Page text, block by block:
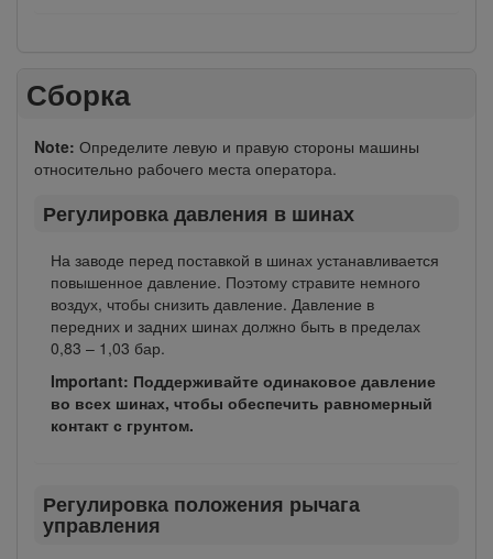
Сборка
Note: Определите левую и правую стороны машины
относительно рабочего места оператора.
Регулировка давления в шинах
На заводе перед поставкой в шинах устанавливается
повышенное давление. Поэтому стравите немного
воздух, чтобы снизить давление. Давление в
передних и задних шинах должно быть в пределах
0,83 – 1,03 бар.
Important: Поддерживайте одинаковое давление
во всех шинах, чтобы обеспечить равномерный
контакт с грунтом.
Регулировка положения рычага
управления